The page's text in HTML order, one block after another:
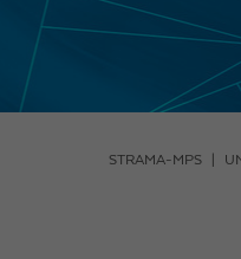
STRAMA-MPS